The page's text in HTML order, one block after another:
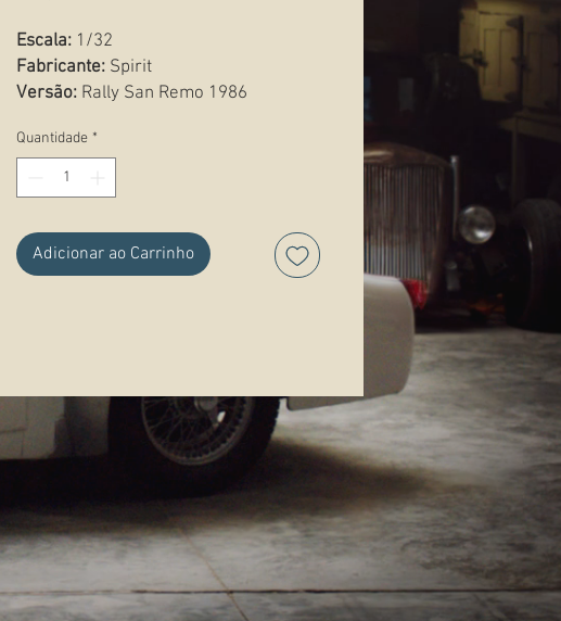
Escala: 1/32
Fabricante: Spirit
Versão: Rally San Remo 1986
Observações:
Quantidade *
Adicionar ao Carrinho